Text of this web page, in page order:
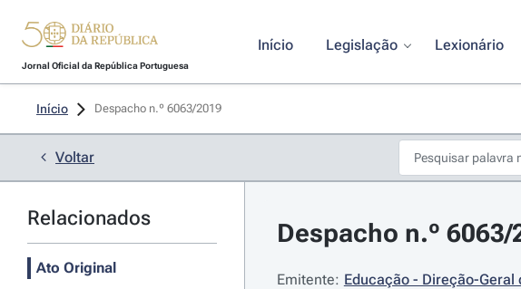
Jornal Oficial da República Portuguesa
Início Legislação Lexionário
Início Despacho n.º 6063/2019
Voltar
Relacionados
Ato Original
Despacho n.º
Emitente: Educação - Direção-